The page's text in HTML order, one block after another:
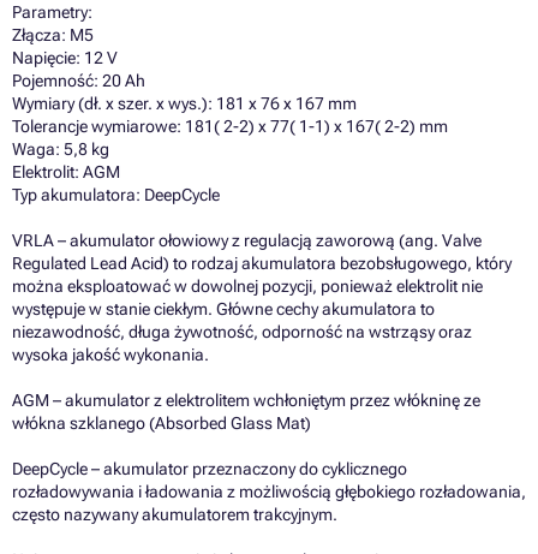
Parametry:
Złącza: M5
Napięcie: 12 V
Pojemność: 20 Ah
Wymiary (dł. x szer. x wys.): 181 x 76 x 167 mm
Tolerancje wymiarowe: 181( 2-2) x 77( 1-1) x 167( 2-2) mm
Waga: 5,8 kg
Elektrolit: AGM
Typ akumulatora: DeepCycle
VRLA – akumulator ołowiowy z regulacją zaworową (ang. Valve
Regulated Lead Acid) to rodzaj akumulatora bezobsługowego, który
można eksploatować w dowolnej pozycji, ponieważ elektrolit nie
występuje w stanie ciekłym. Główne cechy akumulatora to
niezawodność, długa żywotność, odporność na wstrząsy oraz
wysoka jakość wykonania.
AGM – akumulator z elektrolitem wchłoniętym przez włókninę ze
włókna szklanego (Absorbed Glass Mat)
DeepCycle – akumulator przeznaczony do cyklicznego
rozładowywania i ładowania z możliwością głębokiego rozładowania,
często nazywany akumulatorem trakcyjnym.